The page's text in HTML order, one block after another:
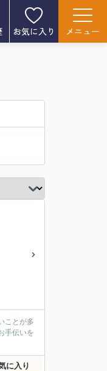
お気に入り メニュー
ことが多
手伝いを
に入り